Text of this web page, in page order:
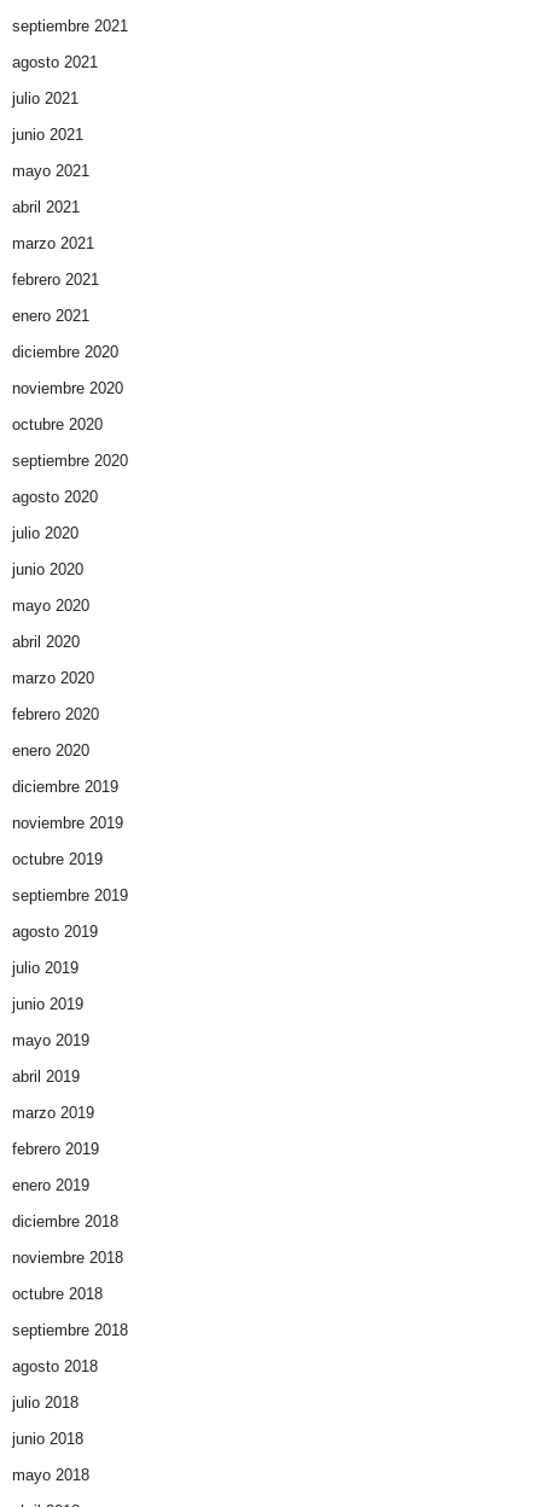
septiembre 2021
agosto 2021
julio 2021
junio 2021
mayo 2021
abril 2021
marzo 2021
febrero 2021
enero 2021
diciembre 2020
noviembre 2020
octubre 2020
septiembre 2020
agosto 2020
julio 2020
junio 2020
mayo 2020
abril 2020
marzo 2020
febrero 2020
enero 2020
diciembre 2019
noviembre 2019
octubre 2019
septiembre 2019
agosto 2019
julio 2019
junio 2019
mayo 2019
abril 2019
marzo 2019
febrero 2019
enero 2019
diciembre 2018
noviembre 2018
octubre 2018
septiembre 2018
agosto 2018
julio 2018
junio 2018
mayo 2018